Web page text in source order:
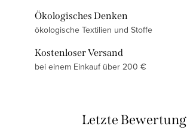
Ökologisches Denken
ökologische Textilien und Stoffe
Kostenloser Versand
bei einem Einkauf über 200 €
Letzte Bewertung